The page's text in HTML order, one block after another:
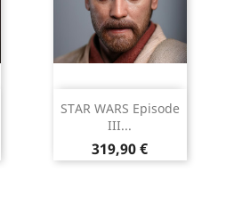
STAR WARS Episode
III...
Prix
319,90 €